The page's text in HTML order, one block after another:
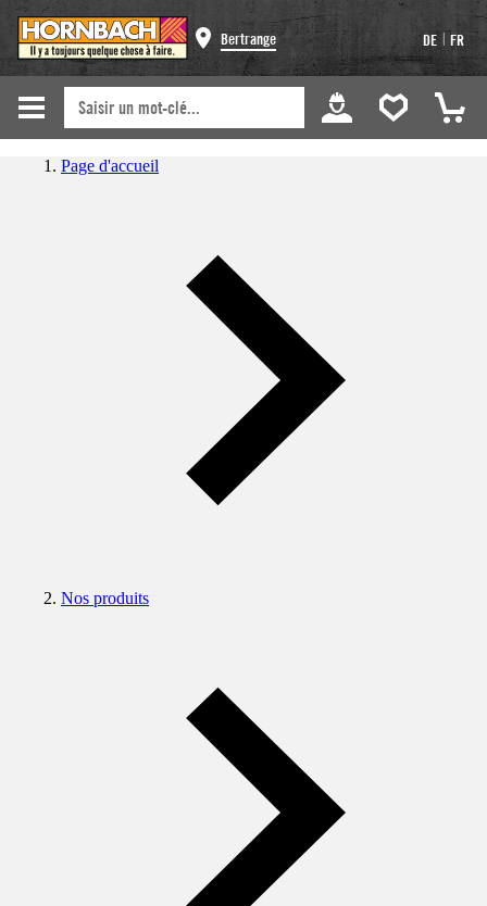
Bertrange DE | FR
Page d'accueil
Nos produits